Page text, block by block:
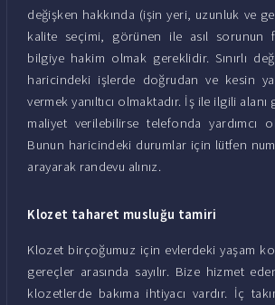
değişken hakkında (işin yeri, uzunluk ve
kalite seçimi, görünen ile asıl sorunun
bilgiye hakim olmak gereklidir. Sınırlı
haricindeki işlerde doğrudan ve kesin
vermek yanıltıcı olmaktadır. İş ile ilgili alanı
maliyet verilebilirse telefonda yardımcı
Bunun haricindeki durumlar için lütfen
arayarak randevu alınız.
Klozet taharet musluğu tamiri
Klozet birçoğumuz için evlerdeki yaşam
gereçler arasında sayılır. Bize hizmet
klozetlerde bakıma ihtiyacı vardır. İç